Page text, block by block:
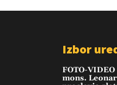
Izbor
FOTO-
mons.